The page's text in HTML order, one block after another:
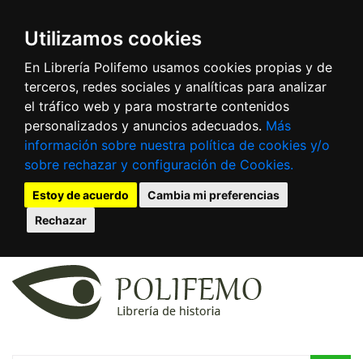
Utilizamos cookies
En Librería Polifemo usamos cookies propias y de
terceros, redes sociales y analíticas para analizar
el tráfico web y para mostrarte contenidos
personalizados y anuncios adecuados. Más
información sobre nuestra política de cookies y/o
sobre rechazar y configuración de Cookies.
Estoy de acuerdo
Cambia mi preferencias
Rechazar